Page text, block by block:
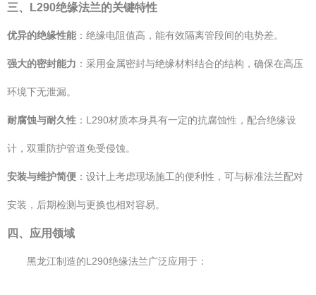
三、L290绝缘法兰的关键特性
优异的绝缘性能 ：绝缘电阻值高，能有效隔离管段间的电势差。
强大的密封能力 ：采用金属密封与绝缘材料结合的结构，确保在高压
环境下无泄漏。
耐腐蚀与耐久性 ：L290材质本身具有一定的抗腐蚀性，配合绝缘设
计，双重防护管道免受侵蚀。
安装与维护简便 ：设计上考虑现场施工的便利性，可与标准法兰配对
安装，后期检测与更换也相对容易。
四、应用领域
黑龙江制造的L290绝缘法兰广泛应用于：